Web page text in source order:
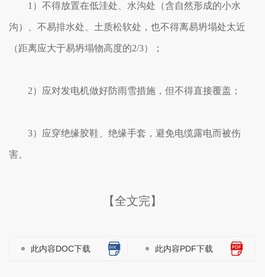
1）不得放置在低洼处、水沟处（含自然形成的小水
沟）、不易排水处、土质松软处，也不得离易坍塌处太近
（距离应大于易坍塌物高度的2/3）；
2）应对发电机做好防雨雪措施，但不得直接覆盖；
3）应穿绝缘胶鞋、绝缘手套，避免电缆露电而被伤
害。
【全文完】
此内容DOC下载 此内容PDF下载